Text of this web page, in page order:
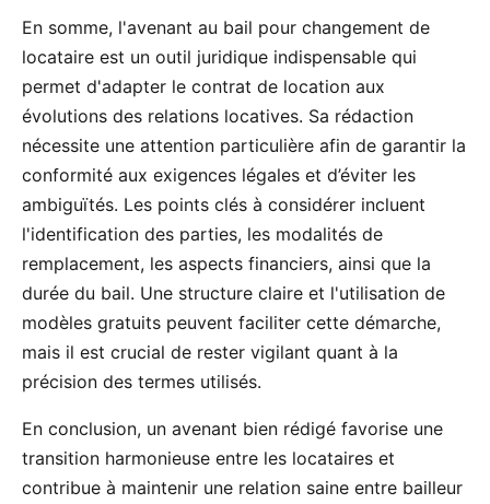
En somme, l'avenant au bail pour changement de
locataire est un outil juridique indispensable qui
permet d'adapter le contrat de location aux
évolutions des relations locatives. Sa rédaction
nécessite une attention particulière afin de garantir la
conformité aux exigences légales et d’éviter les
ambiguïtés. Les points clés à considérer incluent
l'identification des parties, les modalités de
remplacement, les aspects financiers, ainsi que la
durée du bail. Une structure claire et l'utilisation de
modèles gratuits peuvent faciliter cette démarche,
mais il est crucial de rester vigilant quant à la
précision des termes utilisés.
En conclusion, un avenant bien rédigé favorise une
transition harmonieuse entre les locataires et
contribue à maintenir une relation saine entre bailleur